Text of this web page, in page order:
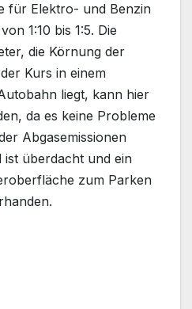
für Elektro- und Benzin
1:10 bis 1:5. Die
die Körnung der
Kurs in einem
liegt, kann hier
da es keine Probleme
Abgasemissionen
ist überdacht und ein
zum Parken